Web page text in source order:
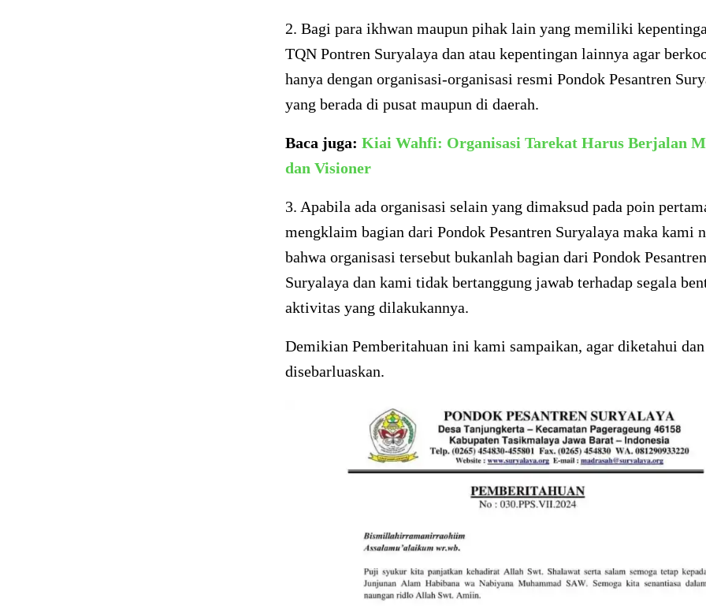
2. Bagi para ikhwan maupun pihak lain yang memiliki
TQN Pontren Suryalaya dan atau kepentingan lainnya agar
hanya dengan organisasi-organisasi resmi Pondok Pesantren
yang berada di pusat maupun di daerah.
Baca juga: Kiai Wahfi: Organisasi Tarekat Harus Berjalan
dan Visioner
3. Apabila ada organisasi selain yang dimaksud pada poin
mengklaim bagian dari Pondok Pesantren Suryalaya maka kami
bahwa organisasi tersebut bukanlah bagian dari Pondok Pesantren
Suryalaya dan kami tidak bertanggung jawab terhadap segala
aktivitas yang dilakukannya.
Demikian Pemberitahuan ini kami sampaikan, agar diketahui dan
disebarluaskan.